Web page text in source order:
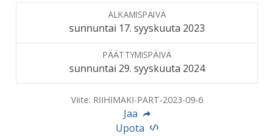
ALKAMISPÄIVÄ
sunnuntai 17. syyskuuta 2023
PÄÄTTYMISPÄIVÄ
sunnuntai 29. syyskuuta 2024
Viite: RIIHIMAKI-PART-2023-09-6
Jaa
Upota